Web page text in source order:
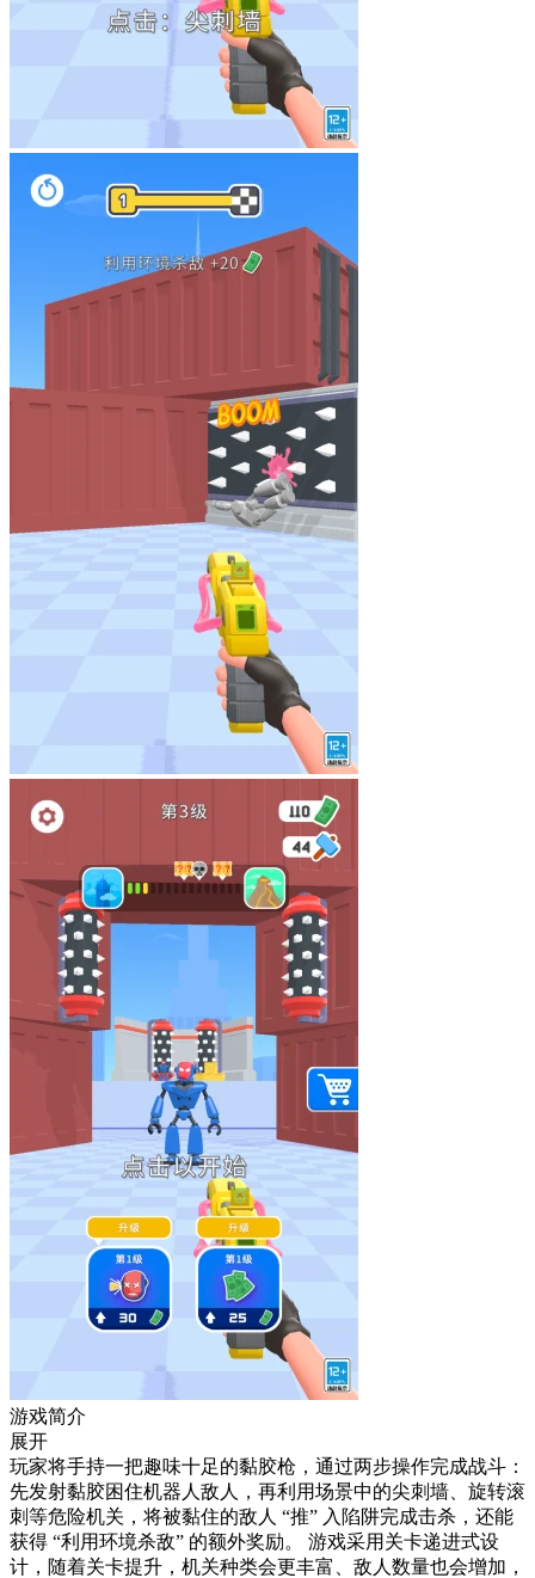
游戏简介
展开
玩家将手持一把趣味十足的黏胶枪，通过两步操作完成战斗：
先发射黏胶困住机器人敌人，再利用场景中的尖刺墙、旋转滚
刺等危险机关，将被黏住的敌人 “推” 入陷阱完成击杀，还能
获得 “利用环境杀敌” 的额外奖励。 游戏采用关卡递进式设
计，随着关卡提升，机关种类会更丰富、敌人数量也会增加，